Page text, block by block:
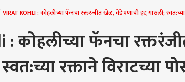
विश्व ट्रेडिंग
VIRAT KOHLI : कोहलीच्या फॅनचा रक्तरंजीत खेळ, वेडेपणाची हद्द गाठली; स्वत:च्या
कोहलीच्या फॅनचा
रक्ताने विराटच्या